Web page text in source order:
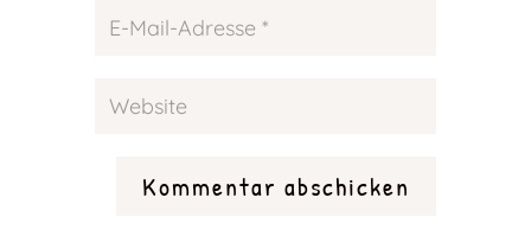
Kommentar abschicken